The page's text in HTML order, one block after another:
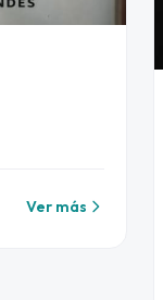
Ver más